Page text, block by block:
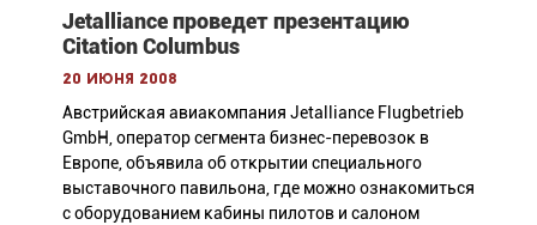
Jetalliance проведет презентацию
Citation Columbus
20 июня 2008
Австрийская авиакомпания Jetalliance Flugbetrieb
GmbH, оператор сегмента бизнес-перевозок в
Европе, объявила об открытии специального
выставочного павильона, где можно ознакомиться
с оборудованием кабины пилотов и салоном